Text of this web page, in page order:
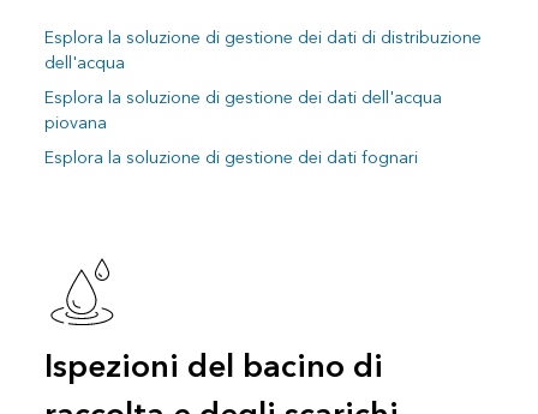
Esplora la soluzione di gestione dei dati di distribuzione
dell'acqua
Esplora la soluzione di gestione dei dati dell'acqua
piovana
Esplora la soluzione di gestione dei dati fognari
Ispezioni del bacino di